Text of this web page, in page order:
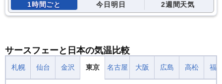
1時間ごと 今日明日 2週間天気
サースフェーと日本の気温比較
札幌 仙台 金沢 東京 名古屋 大阪 広島 高松 福